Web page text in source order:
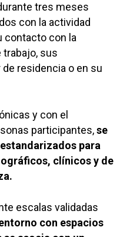
tres meses
con la actividad
contacto con la
trabajo, sus
residencia o en su
y con el
participantes,se
para
clínicos y de
escalas validadas
con espacios